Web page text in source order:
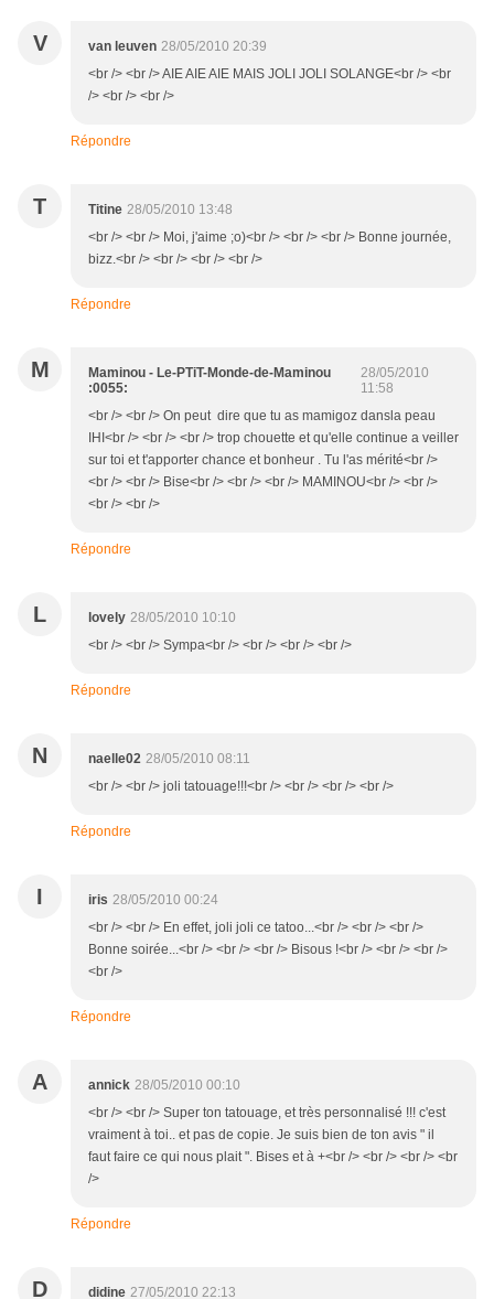
V van leuven 28/05/2010 20:39
<br /> <br /> AIE AIE AIE MAIS JOLI JOLI SOLANGE<br /> <br
/> <br /> <br />
Répondre
T Titine 28/05/2010 13:48
<br /> <br /> Moi, j'aime ;o)<br /> <br /> <br /> Bonne journée,
bizz.<br /> <br /> <br /> <br />
Répondre
M
Maminou - Le-PTiT-Monde-de-Maminou
:0055:
28/05/2010
11:58
<br /> <br /> On peut dire que tu as mamigoz dansla peau
IHI<br /> <br /> <br /> trop chouette et qu'elle continue a veiller
sur toi et t'apporter chance et bonheur . Tu l'as mérité<br />
<br /> <br /> Bise<br /> <br /> <br /> MAMINOU<br /> <br />
<br /> <br />
Répondre
L lovely 28/05/2010 10:10
<br /> <br /> Sympa<br /> <br /> <br /> <br />
Répondre
N naelle02 28/05/2010 08:11
<br /> <br /> joli tatouage!!!<br /> <br /> <br /> <br />
Répondre
I iris 28/05/2010 00:24
<br /> <br /> En effet, joli joli ce tatoo...<br /> <br /> <br />
Bonne soirée...<br /> <br /> <br /> Bisous !<br /> <br /> <br />
<br />
Répondre
A annick 28/05/2010 00:10
<br /> <br /> Super ton tatouage, et très personnalisé !!! c'est
vraiment à toi.. et pas de copie. Je suis bien de ton avis " il
faut faire ce qui nous plait ". Bises et à +<br /> <br /> <br /> <br
/>
Répondre
D didine 27/05/2010 22:13